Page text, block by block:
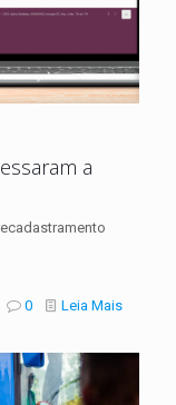
a
0 Leia Mais